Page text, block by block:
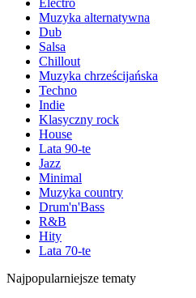
Electro
Muzyka alternatywna
Dub
Salsa
Chillout
Muzyka chrześcijańska
Techno
Indie
Klasyczny rock
House
Lata 90-te
Jazz
Minimal
Muzyka country
Drum'n'Bass
R&B
Hity
Lata 70-te
Najpopularniejsze tematy